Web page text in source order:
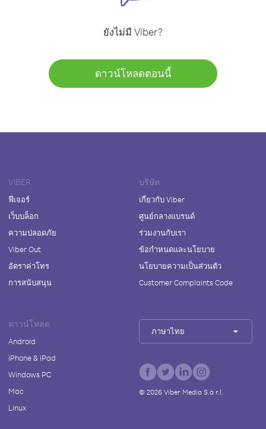
ยังไม่มี Viber?
ดาวน์โหลดตอนนี้
VIBER
ฟีเจอร์
เว็บบล็อก
ความปลอดภัย
Viber Out
อัตราค่าโทร
การสนับสนุน
บริษัท
เกี่ยวกับ Viber
ศูนย์กลางแบรนด์
ร่วมงานกับเรา
ข้อกำหนดและนโยบาย
นโยบายความเป็นส่วนตัว
Customer Complaints Code
ดาวน์โหลด
Android
iPhone & iPad
Windows PC
Mac
Linux
ภาษาไทย
© 2026Viber Media S.à r.l.